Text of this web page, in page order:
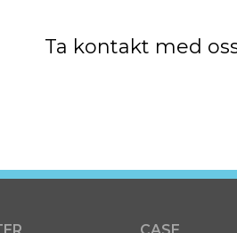
Ta kontakt med
CASE